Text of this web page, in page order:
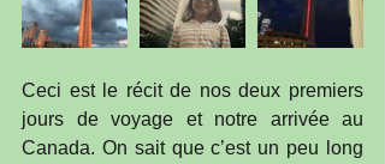
Ceci est le récit de nos deux premiers
jours de voyage et notre arrivée au
Canada. On sait que c’est un peu long